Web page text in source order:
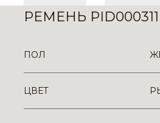
РЕМЕНЬ
ПОЛ
ЦВЕТ